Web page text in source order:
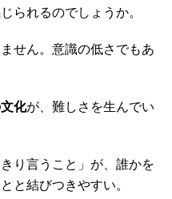
られるのでしょうか。
せん。意識の低さでもあ
化が、難しさを生んでい
り言うこと」が、誰かを
と結びつきやすい。